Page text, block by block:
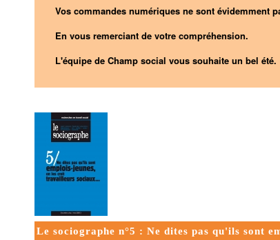
Vos commandes numériques ne sont évidemment
En vous remerciant de votre compréhension.
L'équipe de Champ social vous souhaite un bel été.
Le sociographe n°5 : Ne dites pas qu'ils sont